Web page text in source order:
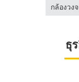
ธุ